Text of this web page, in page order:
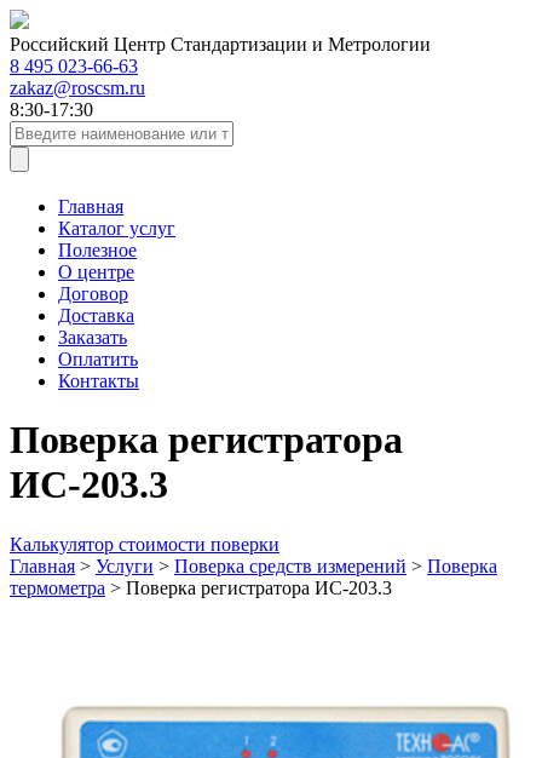
Российский Центр Стандартизации и Метрологии
8 495 023-66-63
zakaz@roscsm.ru
8:30-17:30
Главная
Каталог услуг
Полезное
О центре
Договор
Доставка
Заказать
Оплатить
Контакты
Поверка регистратора
ИС-203.3
Калькулятор стоимости поверки
Главная > Услуги > Поверка средств измерений > Поверка
термометра > Поверка регистратора ИС-203.3